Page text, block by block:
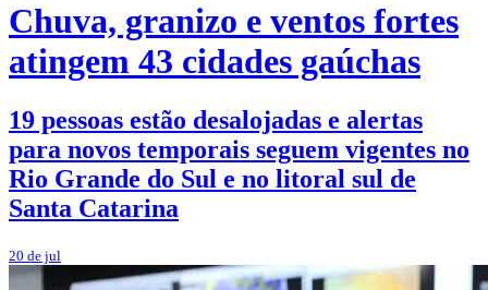
Chuva, granizo e ventos fortes
atingem 43 cidades gaúchas
19 pessoas estão desalojadas e alertas
para novos temporais seguem vigentes no
Rio Grande do Sul e no litoral sul de
Santa Catarina
20 de jul